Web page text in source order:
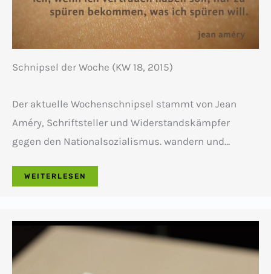
Schnipsel der Woche (KW 18, 2015)
Der aktuelle Wochenschnipsel stammt von Jean
Améry, Schriftsteller und Widerstandskämpfer
gegen den Nationalsozialismus. wandern und…
WEITERLESEN